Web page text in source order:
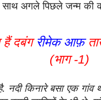
अगले पिछले जन्म की
हैं दबंगरीमेक आफ़
(भाग -1)
नदी किनारे बसा एक गांव